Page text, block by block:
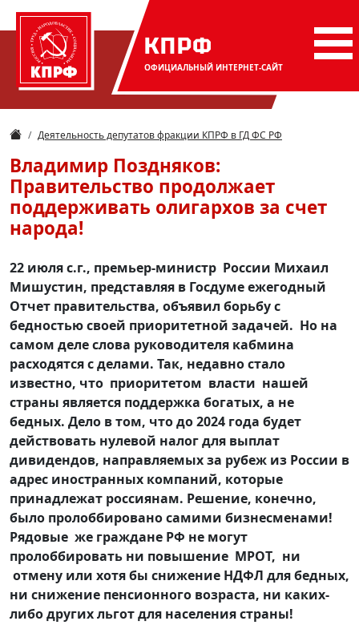
КПРФ
ОФИЦИАЛЬНЫЙ ИНТЕРНЕТ-САЙТ
Деятельность депутатов фракции КПРФ в ГД ФС РФ
Владимир Поздняков:
Правительство продолжает
поддерживать олигархов за счет
народа!
22 июля с.г., премьер-министр России Михаил
Мишустин, представляя в Госдуме ежегодный
Oтчет правительства, объявил борьбу с
бедностью своей приоритетной задачей. Но на
самом деле слова руководителя кабмина
расходятся с делами. Так, недавно стало
известно, что приоритетом власти нашей
страны является поддержка богатых, а не
бедных. Дело в том, что до 2024 года будет
действовать нулевой налог для выплат
дивидендов, направляемых за рубеж из России в
адрес иностранных компаний, которые
принадлежат россиянам. Решение, конечно,
было пролоббировано самими бизнесменами!
Рядовые же граждане РФ не могут
пролоббировать ни повышение МРОТ, ни
отмену или хотя бы снижение НДФЛ для бедных,
ни снижение пенсионного возраста, ни каких-
либо других льгот для населения страны!